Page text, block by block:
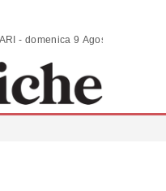
ANALISI | COMMENTI | SCENARI - domenica 9 Agosto 2026